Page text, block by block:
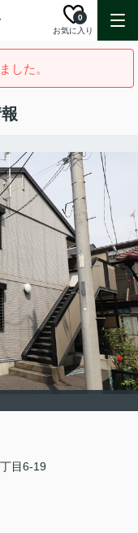
お気に入り
0
した。
目6-19